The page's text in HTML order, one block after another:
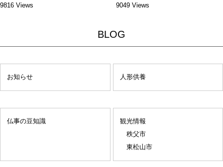
9816 Views 9049 Views
BLOG
お知らせ 人形供養
仏事の豆知識
観光情報
秩父市
東松山市